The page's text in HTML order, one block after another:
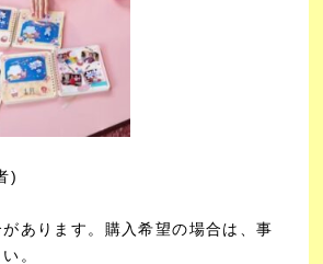
)
あります。購入希望の場合は、事
。